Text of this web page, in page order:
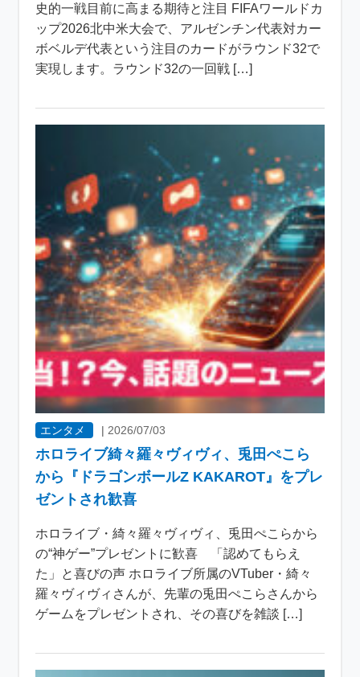
史的一戦目前に高まる期待と注目 FIFAワールドカ
ップ2026北中米大会で、アルゼンチン代表対カー
ボベルデ代表という注目のカードがラウンド32で
実現します。ラウンド32の一回戦 […]
エンタメ | 2026/07/03
ホロライブ綺々羅々ヴィヴィ、兎田ぺこら
から『ドラゴンボールZ KAKAROT』をプレ
ゼントされ歓喜
ホロライブ・綺々羅々ヴィヴィ、兎田ぺこらから
の“神ゲー”プレゼントに歓喜 「認めてもらえ
た」と喜びの声 ホロライブ所属のVTuber・綺々
羅々ヴィヴィさんが、先輩の兎田ぺこらさんから
ゲームをプレゼントされ、その喜びを雑談 […]